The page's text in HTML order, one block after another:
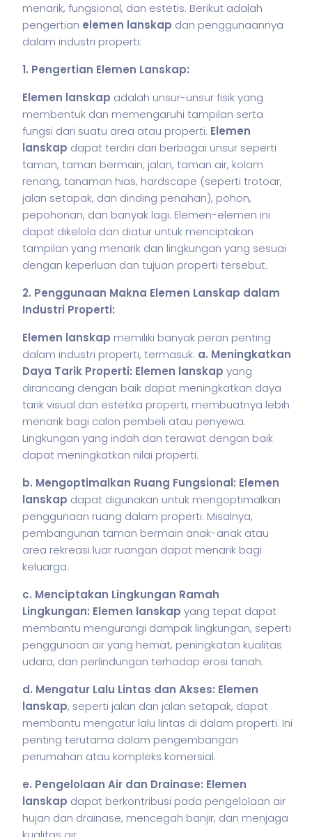
menarik, fungsional, dan estetis. Berikut adalah
pengertian elemen lanskap dan penggunaannya
dalam industri properti:
1. Pengertian Elemen Lanskap:
Elemen lanskap adalah unsur-unsur fisik yang
membentuk dan memengaruhi tampilan serta
fungsi dari suatu area atau properti. Elemen
lanskap dapat terdiri dari berbagai unsur seperti
taman, taman bermain, jalan, taman air, kolam
renang, tanaman hias, hardscape (seperti trotoar,
jalan setapak, dan dinding penahan), pohon,
pepohonan, dan banyak lagi. Elemen-elemen ini
dapat dikelola dan diatur untuk menciptakan
tampilan yang menarik dan lingkungan yang sesuai
dengan keperluan dan tujuan properti tersebut.
2. Penggunaan Makna Elemen Lanskap dalam
Industri Properti:
Elemen lanskap memiliki banyak peran penting
dalam industri properti, termasuk: a. Meningkatkan
Daya Tarik Properti: Elemen lanskap yang
dirancang dengan baik dapat meningkatkan daya
tarik visual dan estetika properti, membuatnya lebih
menarik bagi calon pembeli atau penyewa.
Lingkungan yang indah dan terawat dengan baik
dapat meningkatkan nilai properti.
b. Mengoptimalkan Ruang Fungsional: Elemen
lanskap dapat digunakan untuk mengoptimalkan
penggunaan ruang dalam properti. Misalnya,
pembangunan taman bermain anak-anak atau
area rekreasi luar ruangan dapat menarik bagi
keluarga.
c. Menciptakan Lingkungan Ramah
Lingkungan: Elemen lanskap yang tepat dapat
membantu mengurangi dampak lingkungan, seperti
penggunaan air yang hemat, peningkatan kualitas
udara, dan perlindungan terhadap erosi tanah.
d. Mengatur Lalu Lintas dan Akses: Elemen
lanskap, seperti jalan dan jalan setapak, dapat
membantu mengatur lalu lintas di dalam properti. Ini
penting terutama dalam pengembangan
perumahan atau kompleks komersial.
e. Pengelolaan Air dan Drainase: Elemen
lanskap dapat berkontribusi pada pengelolaan air
hujan dan drainase, mencegah banjir, dan menjaga